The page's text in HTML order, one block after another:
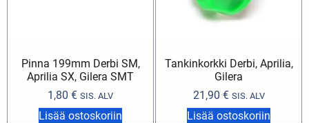
Pinna 199mm Derbi SM,
Aprilia SX, Gilera SMT
1,80 € SIS. ALV
Lisää ostoskoriin
Tankinkorkki Derbi, Aprilia,
Gilera
21,90 € SIS. ALV
Lisää ostoskoriin